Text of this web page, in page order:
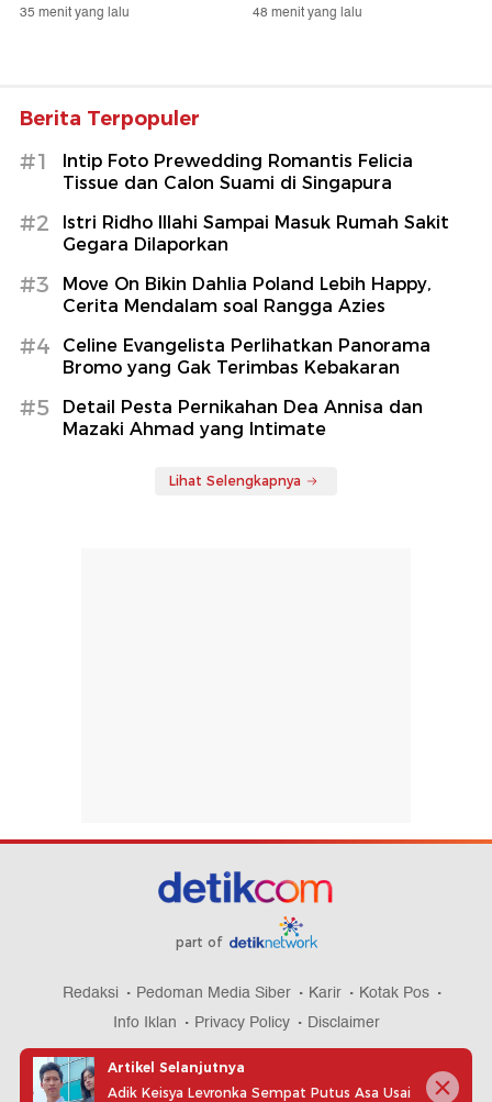
35 menit yang lalu 48 menit yang lalu
Berita Terpopuler
#1
Intip Foto Prewedding Romantis Felicia
Tissue dan Calon Suami di Singapura
#2
Istri Ridho Illahi Sampai Masuk Rumah Sakit
Gegara Dilaporkan
#3
Move On Bikin Dahlia Poland Lebih Happy,
Cerita Mendalam soal Rangga Azies
#4
Celine Evangelista Perlihatkan Panorama
Bromo yang Gak Terimbas Kebakaran
#5
Detail Pesta Pernikahan Dea Annisa dan
Mazaki Ahmad yang Intimate
Lihat Selengkapnya
part of
Redaksi Pedoman Media Siber Karir
Kotak Pos
Info Iklan
Privacy Policy Disclaimer
Artikel Selanjutnya
Adik Keisya Levronka Sempat Putus Asa Usai